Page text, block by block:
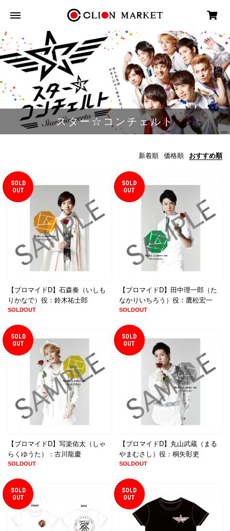
スター☆コンチェルト
新着順 価格順 おすすめ順
SOLD
OUT
【ブロマイドD】石森奏（いしも
りかなで）役：鈴木祐士郎
SOLDOUT
SOLD
OUT
【ブロマイドD】田中理一郎（た
なかりいちろう）役：鷹松宏一
SOLDOUT
SOLD
OUT
【ブロマイドD】写楽佑太（しゃ
らくゆうた）：古川龍慶
SOLDOUT
SOLD
OUT
【ブロマイドD】丸山武蔵（まる
やまむさし）役：桐矢彰吏
SOLDOUT
SOLD
OUT
SOLD
OUT